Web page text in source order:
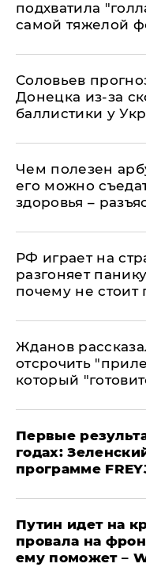
подхватила
самой тяжелой
Соловьев
Донецка из-за
баллистики у
Чем полезен
его можно
здоровья –
РФ играет на
разгоняет
почему не стоит
Жданов
отсрочить
который
Первые
годах:
программе
Путин идет на
провала на
ему поможет –